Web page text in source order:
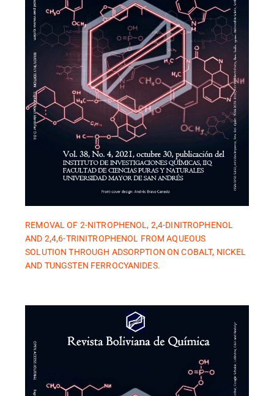
REMOVAL OF 2-NITROPHENOL, 2,4-DINITROPHENOL
AND 2,4,6-TRINITROPHENOL FROM AQUEOUS
SOLUTION THROUGH ADSORPTION ON COBALT, NICKEL
AND TUNGSTEN FERROCYANIDES.